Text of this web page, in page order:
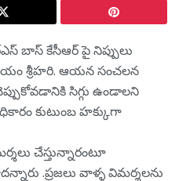
బాస్ కేసీఆర్ పై నిప్పులు
శ్రీ‌హ‌రి. ఆయ‌న సంచ‌ల‌న
సిగ్గు ఉండాల‌ని
కుటుంబ హక్కుగా
చేస్తున్నారంటూ
.ప్రజలు వాళ్ళ విమర్శలను